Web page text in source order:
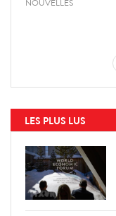
LES PLUS LUS